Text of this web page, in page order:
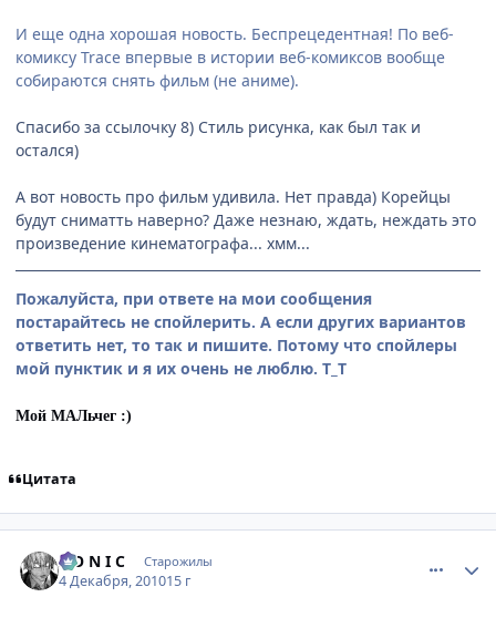
И еще одна хорошая новость. Беспрецедентная! По веб-
комиксу Trace впервые в истории веб-комиксов вообще
собираются снять фильм (не аниме).
Спасибо за ссылочку 8) Стиль рисунка, как был так и
остался)
А вот новость про фильм удивила. Нет правда) Корейцы
будут сниматть наверно? Даже незнаю, ждать, неждать это
произведение кинематографа... хмм...
Пожалуйста, при ответе на мои сообщения
постарайтесь не спойлерить. А если других вариантов
ответить нет, то так и пишите. Потому что спойлеры
мой пунктик и я их очень не люблю. Т_Т
Мой МАЛьчег :)
Цитата
S O N I C Старожилы
4 Декабря, 201015 г